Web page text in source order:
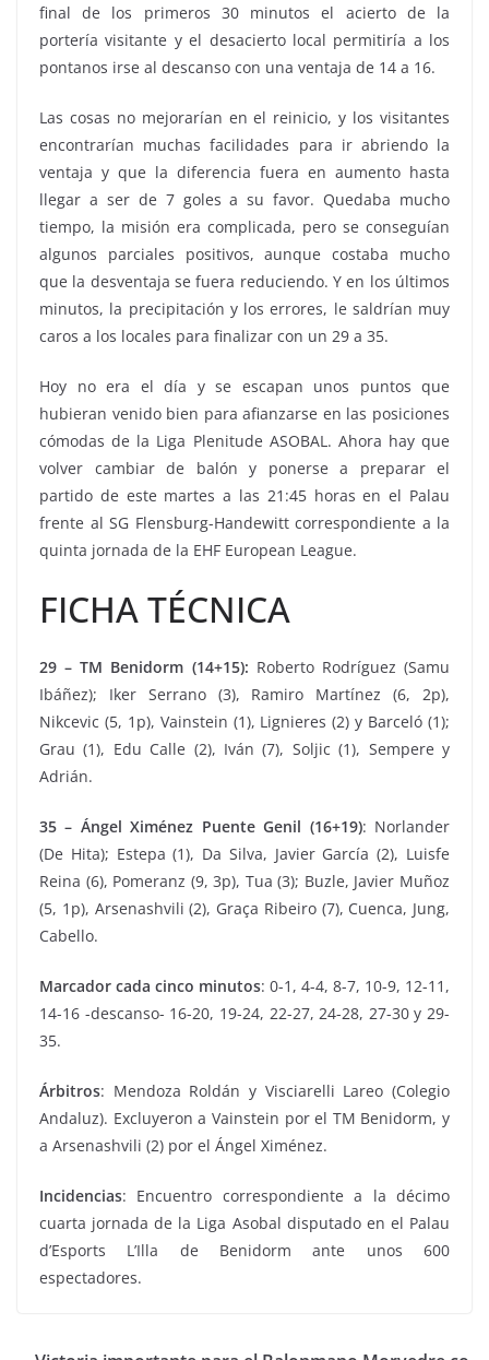
final de los primeros 30 minutos el acierto de la
portería visitante y el desacierto local permitiría a los
pontanos irse al descanso con una ventaja de 14 a 16.
Las cosas no mejorarían en el reinicio, y los visitantes
encontrarían muchas facilidades para ir abriendo la
ventaja y que la diferencia fuera en aumento hasta
llegar a ser de 7 goles a su favor. Quedaba mucho
tiempo, la misión era complicada, pero se conseguían
algunos parciales positivos, aunque costaba mucho
que la desventaja se fuera reduciendo. Y en los últimos
minutos, la precipitación y los errores, le saldrían muy
caros a los locales para finalizar con un 29 a 35.
Hoy no era el día y se escapan unos puntos que
hubieran venido bien para afianzarse en las posiciones
cómodas de la Liga Plenitude ASOBAL. Ahora hay que
volver cambiar de balón y ponerse a preparar el
partido de este martes a las 21:45 horas en el Palau
frente al SG Flensburg-Handewitt correspondiente a la
quinta jornada de la EHF European League.
FICHA TÉCNICA
29 – TM Benidorm (14+15): Roberto Rodríguez (Samu
Ibáñez); Iker Serrano (3), Ramiro Martínez (6, 2p),
Nikcevic (5, 1p), Vainstein (1), Lignieres (2) y Barceló (1);
Grau (1), Edu Calle (2), Iván (7), Soljic (1), Sempere y
Adrián.
35 – Ángel Ximénez Puente Genil (16+19): Norlander
(De Hita); Estepa (1), Da Silva, Javier García (2), Luisfe
Reina (6), Pomeranz (9, 3p), Tua (3); Buzle, Javier Muñoz
(5, 1p), Arsenashvili (2), Graça Ribeiro (7), Cuenca, Jung,
Cabello.
Marcador cada cinco minutos: 0-1, 4-4, 8-7, 10-9, 12-11,
14-16 -descanso- 16-20, 19-24, 22-27, 24-28, 27-30 y 29-
35.
Árbitros: Mendoza Roldán y Visciarelli Lareo (Colegio
Andaluz). Excluyeron a Vainstein por el TM Benidorm, y
a Arsenashvili (2) por el Ángel Ximénez.
Incidencias: Encuentro correspondiente a la décimo
cuarta jornada de la Liga Asobal disputado en el Palau
d’Esports L’Illa de Benidorm ante unos 600
espectadores.